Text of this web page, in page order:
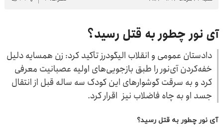
آی نور چطور به قتل رسید؟